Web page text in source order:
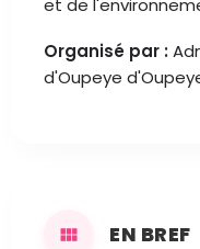
et de
Organisé par :
d'Oupeye
EN BREF